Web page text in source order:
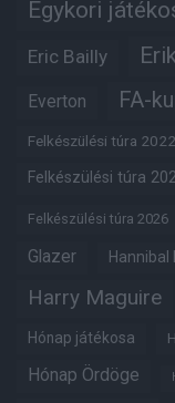
Egykori
Eric Bailly
Everton FA-
Felkészülési túra 2022
Felkészülési túra
Felkészülési túra 2026
Glazer Hannibal
Harry Maguire
Hónap játékosa
Hónap Ördöge